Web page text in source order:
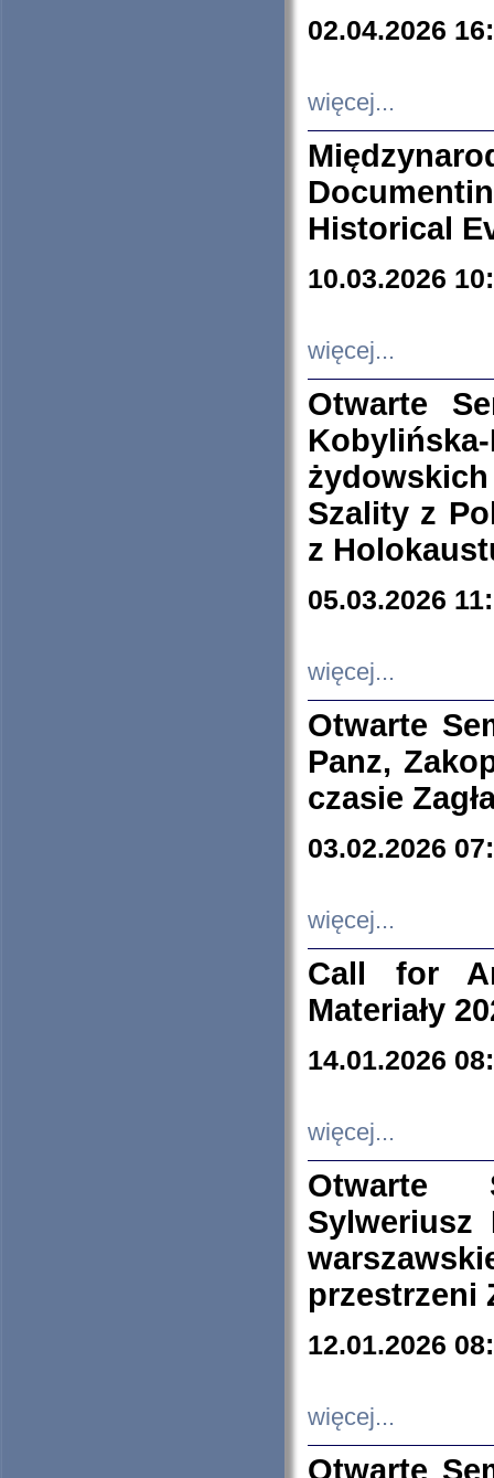
02.04.2026
więcej...
Historical
10.03.2026
więcej...
Otwarte
Szality z
z
05.03.2026
więcej...
Otwarte
Panz,
czasie
03.02.2026
więcej...
Call for
Materiały
14.01.2026
więcej...
Otwarte
Sylweriusz
przestrzeni
12.01.2026
więcej...
Otwarte